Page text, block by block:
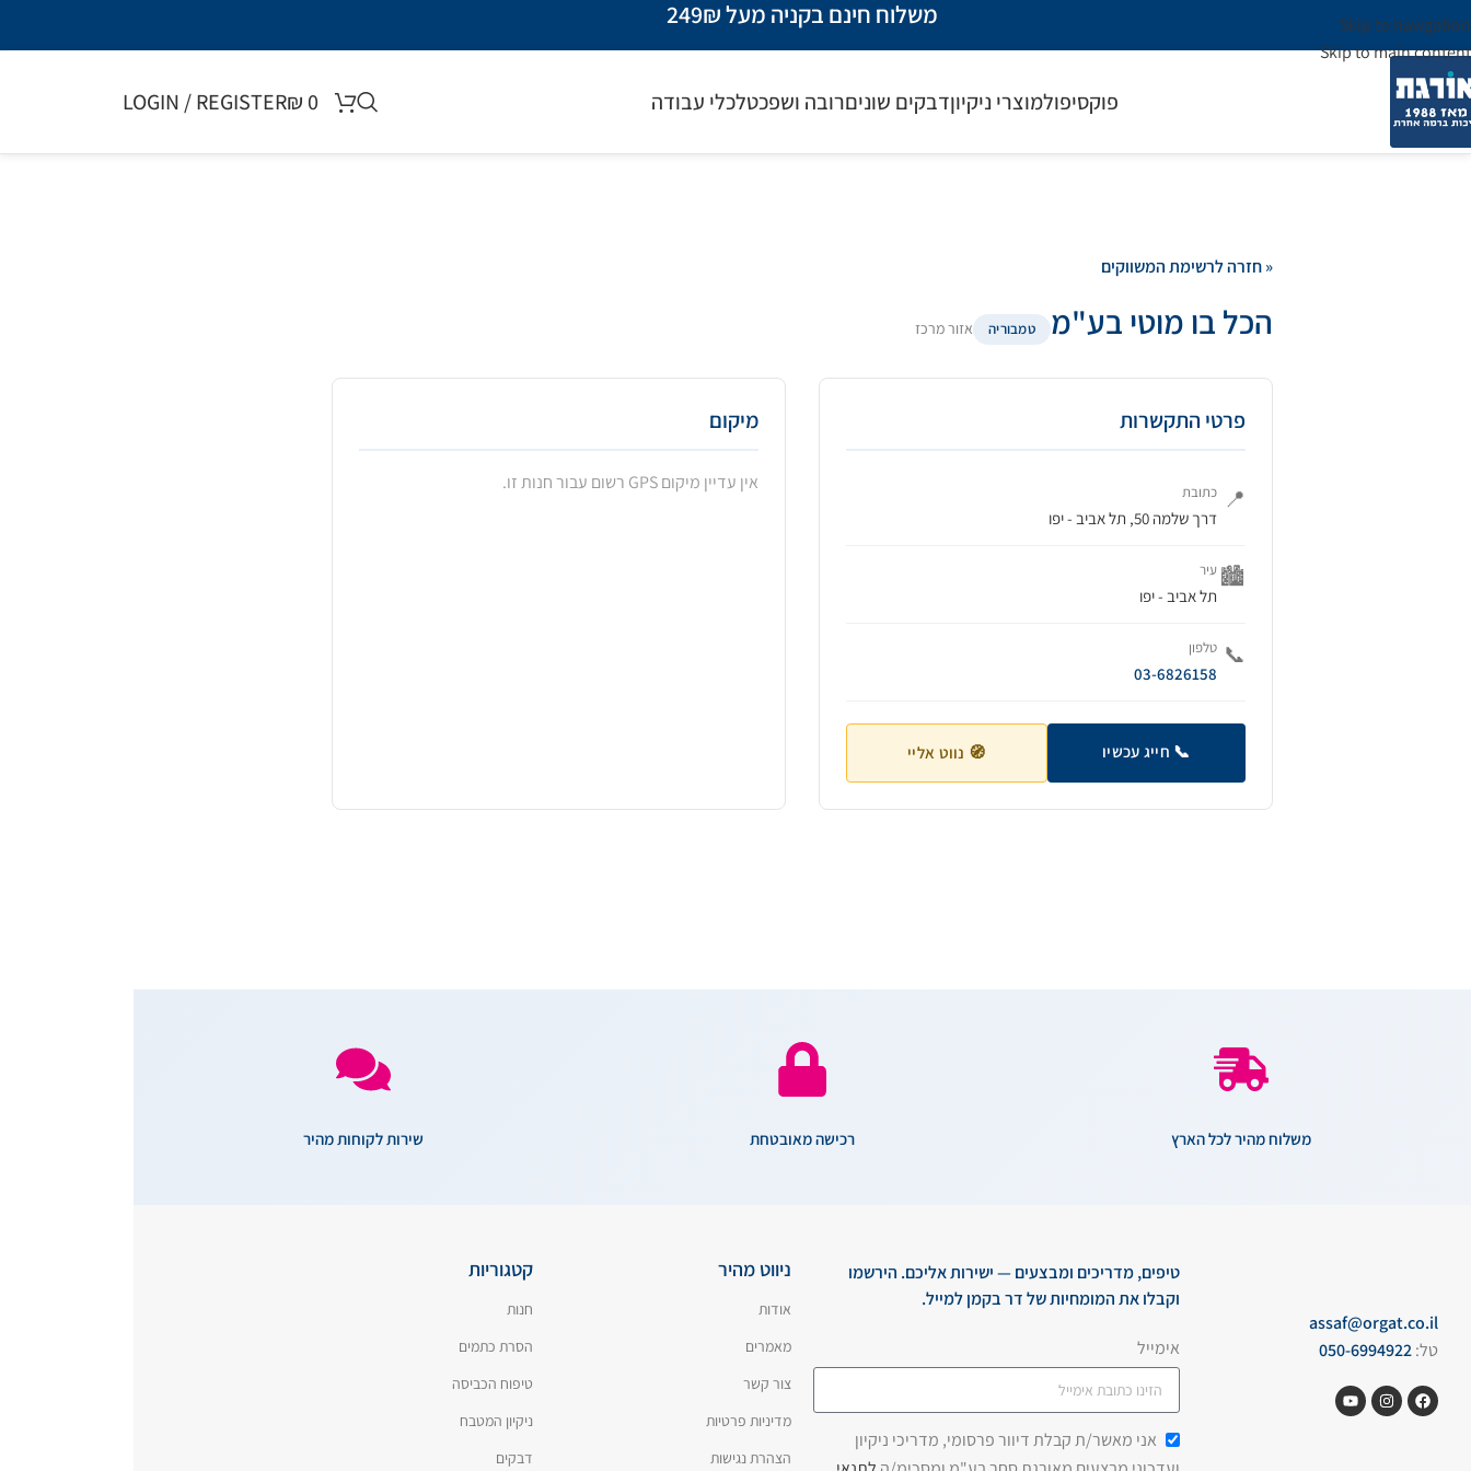
Skip to navigation
Skip to main content
משלוח חינם בקניה מעל 249₪
פוקסיפולמוצרי ניקיוןדבקים שוניםרובה ושפכטלכלי עבודה ₪0
LOGIN / REGISTER
« חזרה לרשימת המשווקים
הכל בו מוטי בע"מ טמבוריה אזור מרכז
פרטי התקשרות
📍 כתובת
דרך שלמה 50, תל אביב - יפו
🏙️ עיר
תל אביב - יפו
📞 טלפון
03-6826158
📞 חייג עכשיו 🧭 נווט אליי
מיקום
אין עדיין מיקום GPS רשום עבור חנות זו.
משלוח מהיר לכל הארץ רכישה מאובטחת שירות לקוחות מהיר
assaf@orgat.co.il
טל:050-6994922
טיפים, מדריכים ומבצעים — ישירות אליכם. הירשמו
וקבלו את המומחיות של דר בקמן למייל.
אימייל
אני מאשר/ת קבלת דיוור פרסומי, מדריכי ניקיון
ניווט מהיר
אודות
מאמרים
צור קשר
מדיניות פרטיות
הצהרת נגישות
קטגוריות
חנות
הסרת כתמים
טיפוח הכביסה
ניקיון המטבח
דבקים